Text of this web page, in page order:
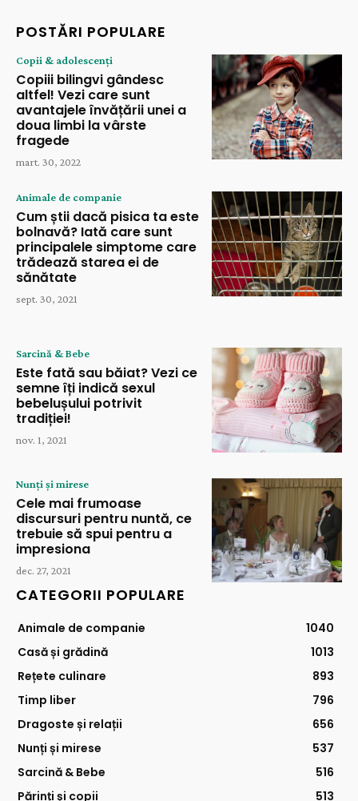
POSTĂRI POPULARE
Copii & adolescenți
Copiii bilingvi gândesc
altfel! Vezi care sunt
avantajele învățării unei a
doua limbi la vârste
fragede
mart. 30, 2022
Animale de companie
Cum știi dacă pisica ta este
bolnavă? Iată care sunt
principalele simptome care
trădează starea ei de
sănătate
sept. 30, 2021
Sarcină & Bebe
Este fată sau băiat? Vezi ce
semne îți indică sexul
bebelușului potrivit
tradiției!
nov. 1, 2021
Nunți și mirese
Cele mai frumoase
discursuri pentru nuntă, ce
trebuie să spui pentru a
impresiona
dec. 27, 2021
CATEGORII POPULARE
Animale de companie
1040
Casă și grădină
1013
Rețete culinare
893
Timp liber
796
Dragoste și relații
656
Nunți și mirese
537
Sarcină & Bebe
516
Părinți și copii
513